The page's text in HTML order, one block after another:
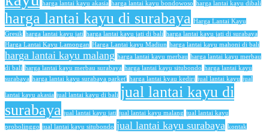
harga lantai kayu akasia harga lantai kayu bondowoso harga lantai kayu dibali
harga lantai kayu di surabaya Harga Lantai Kayu
Gresik harga lantai kayu jati harga lantai kayu jati di bali harga lantai kayu jati di surabaya
Harga Lantai Kayu Lamongan Harga Lantai kayu Madiun harga lantai kayu mahoni di bali
harga lantai kayu malang harga lantai kayu merbau harga lantai kayu merbau
di bali harga lantai kayu merbau surabaya harga lantai kayu situbondo harga lantai kayu
surabaya harga lantai kayu surabaya parket' harga lantai kyau kediri jual lantai kayu jual
lantai kayu akasia jual lantai kayu di bali jual lantai kayu di
surabaya jual lantai kayu jati jual lantai kayu malang jual lantai kayu
probolinggo jual lantai kayu situbondo jual lantai kayu surabaya kontak